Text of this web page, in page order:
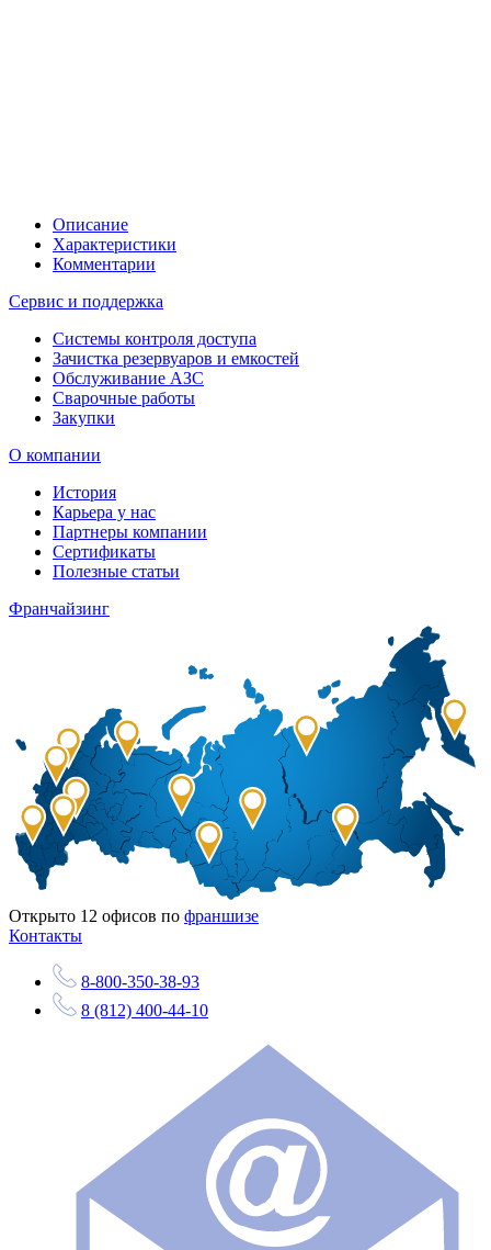
Описание
Характеристики
Комментарии
Сервис и поддержка
Системы контроля доступа
Зачистка резервуаров и емкостей
Обслуживание АЗС
Сварочные работы
Закупки
О компании
История
Карьера у нас
Партнеры компании
Сертификаты
Полезные статьи
Франчайзинг
Открыто 12 офисов по франшизе
Контакты
8-800-350-38-93
8 (812) 400-44-10